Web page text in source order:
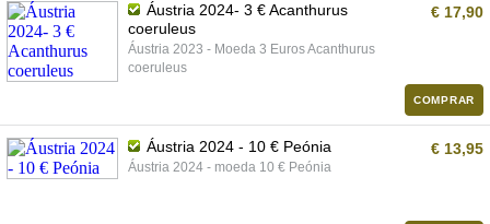
Áustria 2024- 3 € Acanthurus
coeruleus
Áustria 2023 - Moeda 3 Euros Acanthurus
coeruleus
€ 17,90
COMPRAR
Áustria 2024 - 10 € Peónia
Áustria 2024 - moeda 10 € Peónia
€ 13,95